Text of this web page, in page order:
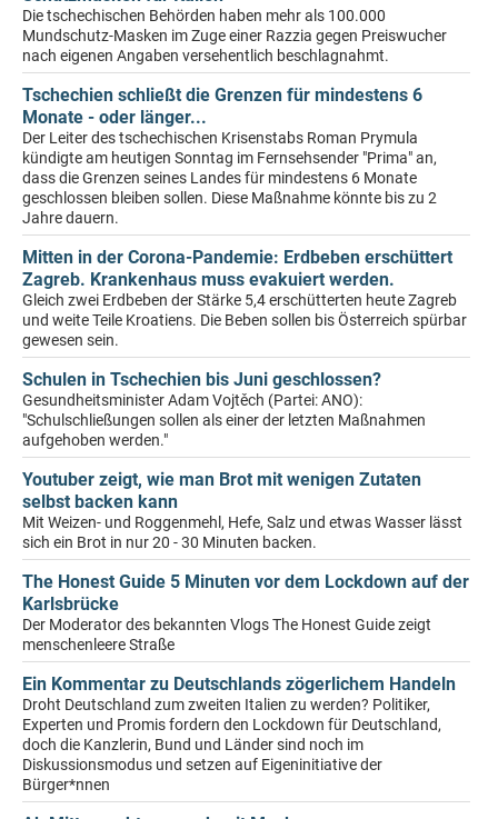
Die tschechischen Behörden haben mehr als 100.000
Mundschutz-Masken im Zuge einer Razzia gegen Preiswucher
nach eigenen Angaben versehentlich beschlagnahmt.
Tschechien schließt die Grenzen für mindestens 6
Monate - oder länger...
Der Leiter des tschechischen Krisenstabs Roman Prymula
kündigte am heutigen Sonntag im Fernsehsender "Prima" an,
dass die Grenzen seines Landes für mindestens 6 Monate
geschlossen bleiben sollen. Diese Maßnahme könnte bis zu 2
Jahre dauern.
Mitten in der Corona-Pandemie: Erdbeben erschüttert
Zagreb. Krankenhaus muss evakuiert werden.
Gleich zwei Erdbeben der Stärke 5,4 erschütterten heute Zagreb
und weite Teile Kroatiens. Die Beben sollen bis Österreich spürbar
gewesen sein.
Schulen in Tschechien bis Juni geschlossen?
Gesundheitsminister Adam Vojtěch (Partei: ANO):
"Schulschließungen sollen als einer der letzten Maßnahmen
aufgehoben werden."
Youtuber zeigt, wie man Brot mit wenigen Zutaten
selbst backen kann
Mit Weizen- und Roggenmehl, Hefe, Salz und etwas Wasser lässt
sich ein Brot in nur 20 - 30 Minuten backen.
The Honest Guide 5 Minuten vor dem Lockdown auf der
Karlsbrücke
Der Moderator des bekannten Vlogs The Honest Guide zeigt
menschenleere Straße
Ein Kommentar zu Deutschlands zögerlichem Handeln
Droht Deutschland zum zweiten Italien zu werden? Politiker,
Experten und Promis fordern den Lockdown für Deutschland,
doch die Kanzlerin, Bund und Länder sind noch im
Diskussionsmodus und setzen auf Eigeninitiative der
Bürger*nnen